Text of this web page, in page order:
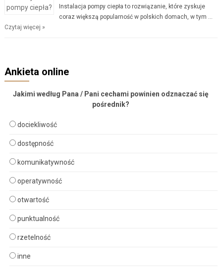
Instalacja pompy ciepła to rozwiązanie, które zyskuje
coraz większą popularność w polskich domach, w tym …
Czytaj więcej »
Ankieta online
Jakimi według Pana / Pani cechami powinien odznaczać się
pośrednik?
dociekliwość
dostępność
komunikatywność
operatywność
otwartość
punktualność
rzetelność
inne